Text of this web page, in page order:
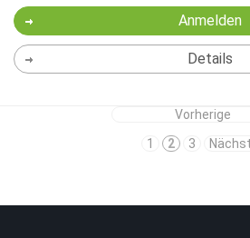
Anmelden
Details
Vorherige
1
2 3